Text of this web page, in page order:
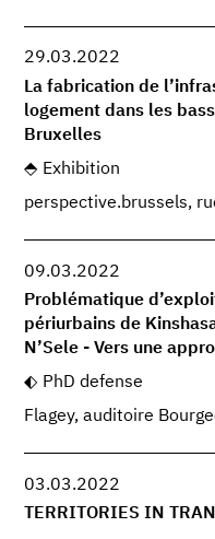
29.03.2022
La fabrication de
logement dans les
Bruxelles
Exhibition
perspective.brussels,
09.03.2022
Problématique
périurbains de
N’Sele - Vers une
PhD defense
Flagey, auditoire
03.03.2022
TERRITORIES IN